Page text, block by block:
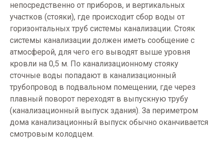
непосредственно от приборов, и вертикальных
участков (стояки), где происходит сбор воды от
горизонтальных труб системы канализации. Стояк
системы канализации должен иметь сообщение с
атмосферой, для чего его выводят выше уровня
кровли на 0,5 м. По канализационному стояку
сточные воды попадают в канализационный
трубопровод в подвальном помещении, где через
плавный поворот переходят в выпускную трубу
(канализационный выпуск здания). За периметром
дома канализационный выпуск обычно оканчивается
смотровым колодцем.